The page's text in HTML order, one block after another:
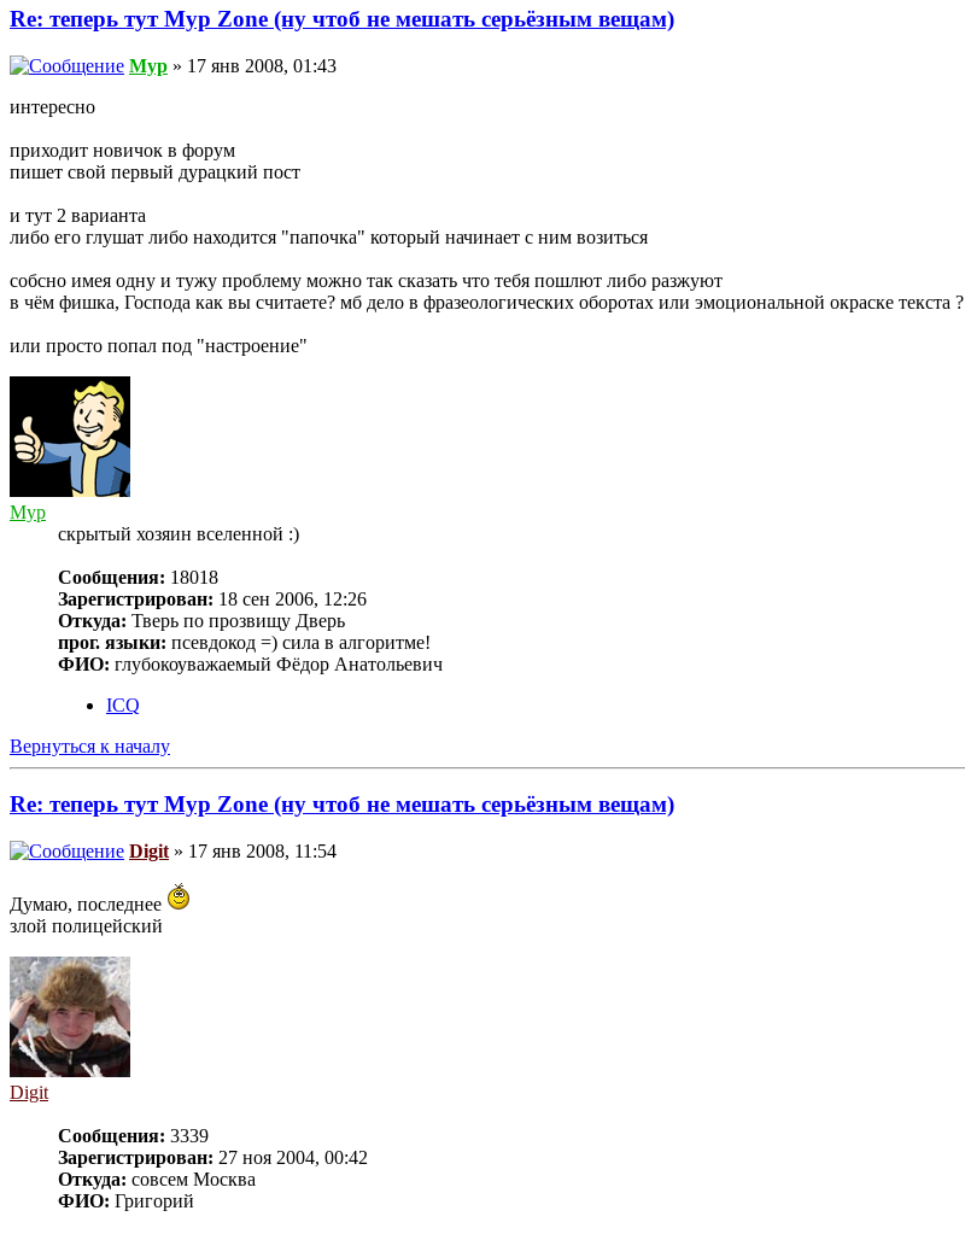
Re: теперь тут Myp Zone (ну чтоб не мешать серьёзным вещам)
Myp » 17 янв 2008, 01:43
интересно
приходит новичок в форум
пишет свой первый дурацкий пост
и тут 2 варианта
либо его глушат либо находится "папочка" который начинает с ним возиться
собсно имея одну и тужу проблему можно так сказать что тебя пошлют либо разжуют
в чём фишка, Господа как вы считаете? мб дело в фразеологических оборотах или эмоциональной окраске текста ?
или просто попал под "настроение"
Myp
скрытый хозяин вселенной :)
Сообщения: 18018
Зарегистрирован: 18 сен 2006, 12:26
Откуда: Тверь по прозвищу Дверь
прог. языки: псевдокод =) сила в алгоритме!
ФИО: глубокоуважаемый Фёдор Анатольевич
ICQ
Вернуться к началу
Re: теперь тут Myp Zone (ну чтоб не мешать серьёзным вещам)
Digit » 17 янв 2008, 11:54
Думаю, последнее
злой полицейский
Digit
Сообщения: 3339
Зарегистрирован: 27 ноя 2004, 00:42
Откуда: совсем Москва
ФИО: Григорий